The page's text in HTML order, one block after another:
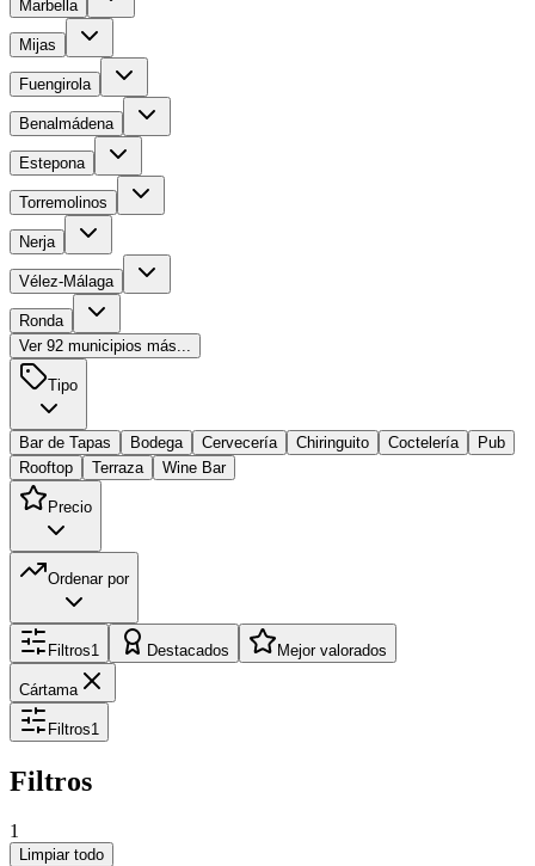
Marbella
Mijas
Fuengirola
Benalmádena
Estepona
Torremolinos
Nerja
Vélez-Málaga
Ronda
Ver 92 municipios más...
Tipo
Bar de Tapas Bodega Cervecería Chiringuito Coctelería
Pub
Rooftop
Terraza Wine Bar
Precio
Ordenar por
Filtros1 Destacados Mejor valorados
Cártama
Filtros1
Filtros
1
Limpiar todo